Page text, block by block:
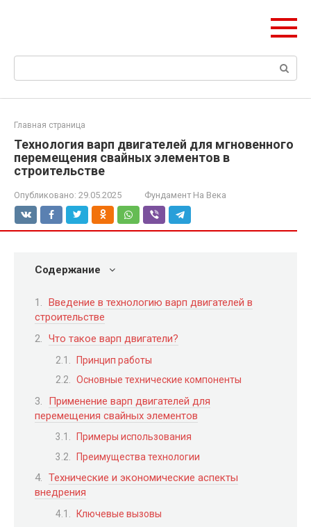
Поиск:
Главная страница
Технология варп двигателей для мгновенного
перемещения свайных элементов в
строительстве
Опубликовано: 29.05.2025 Фундамент На Века
Содержание
Введение в технологию варп двигателей в
строительстве
Что такое варп двигатели?
Принцип работы
Основные технические компоненты
Применение варп двигателей для
перемещения свайных элементов
Примеры использования
Преимущества технологии
Технические и экономические аспекты
внедрения
Ключевые вызовы